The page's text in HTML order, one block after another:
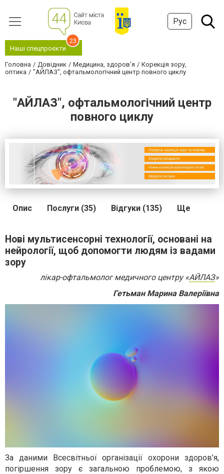
Рус
Наші спецпроєкти
23
Головна Довідник Медицина, здоров'я
Корекція зору,
оптика
"АЙЛАЗ", офтальмологічний центр повного циклу
"АЙЛАЗ", офтальмологічний центр
повного циклу
Опис Послуги (35) Відгуки (135) Ще
Нові мультисенсорні технології, основані на
нейрології, щоб допомогти людям із вадами
зору
лікар-офтальмолог медичного центру «АЙЛАЗ»
Гетьман Марина Валеріївна
За даними Всесвітньої організації охорони здоров’я,
погіршення зору є загальною проблемою, з якою